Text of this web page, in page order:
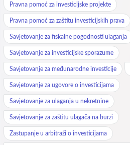
Pravna pomoć za investicijske projekte
Pravna pomoć za zaštitu investicijskih prava
Savjetovanje za fiskalne pogodnosti ulaganja
Savjetovanje za investicijske sporazume
Savjetovanje za međunarodne investicije
Savjetovanje za ugovore o investicijama
Savjetovanje za ulaganja u nekretnine
Savjetovanje za zaštitu ulagača na burzi
Zastupanje u arbitraži o investicijama